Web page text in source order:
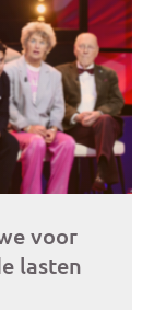
voor
lasten